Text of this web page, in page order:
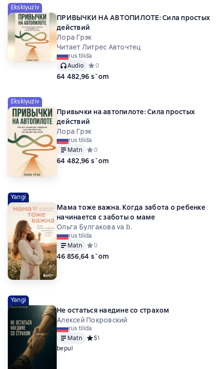
Eksklyuziv
ПРИВЫЧКИ НА АВТОПИЛОТЕ: Сила простых
действий
Лора Грэк
Читает Литрес Авточтец
rus tilida
Audio
Средний рейтинг 0 на основе 0 оценок
0
64 482,96 s`om
Eksklyuziv
Привычки на автопилоте: Сила простых
действий
Лора Грэк
rus tilida
Matn
Средний рейтинг 0 на основе 0 оценок
0
64 482,96 s`om
Yangi
Мама тоже важна. Когда забота о ребенке
начинается с заботы о маме
Ольга Булгакова va b.
rus tilida
Matn
Средний рейтинг 0 на основе 0 оценок
0
46 856,64 s`om
Yangi
Не остаться наедине со страхом
Алексей Покровский
rus tilida
Matn
Средний рейтинг 5 на основе 1 оценок
51
bepul